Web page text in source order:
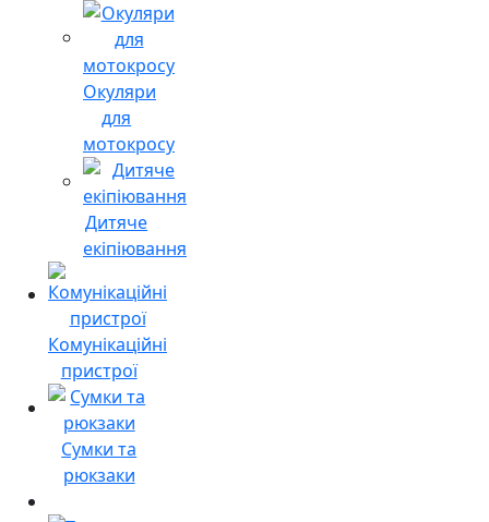
Окуляри
для
мотокросу
Дитяче
екіпіювання
Комунікаційні
пристрої
Сумки та
рюкзаки